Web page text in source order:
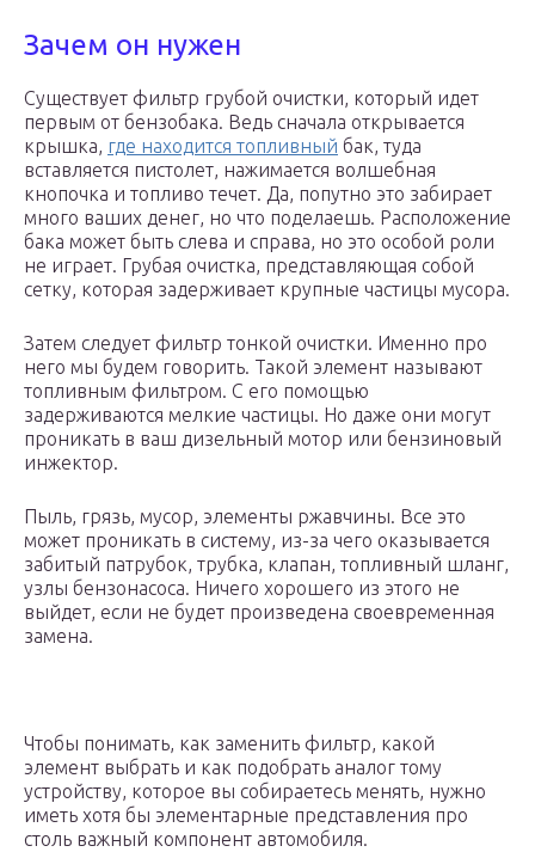
Зачем он нужен
Существует фильтр грубой очистки, который идет
первым от бензобака. Ведь сначала открывается
крышка, где находится топливный бак, туда
вставляется пистолет, нажимается волшебная
кнопочка и топливо течет. Да, попутно это забирает
много ваших денег, но что поделаешь. Расположение
бака может быть слева и справа, но это особой роли
не играет. Грубая очистка, представляющая собой
сетку, которая задерживает крупные частицы мусора.
Затем следует фильтр тонкой очистки. Именно про
него мы будем говорить. Такой элемент называют
топливным фильтром. С его помощью
задерживаются мелкие частицы. Но даже они могут
проникать в ваш дизельный мотор или бензиновый
инжектор.
Пыль, грязь, мусор, элементы ржавчины. Все это
может проникать в систему, из-за чего оказывается
забитый патрубок, трубка, клапан, топливный шланг,
узлы бензонасоса. Ничего хорошего из этого не
выйдет, если не будет произведена своевременная
замена.
Чтобы понимать, как заменить фильтр, какой
элемент выбрать и как подобрать аналог тому
устройству, которое вы собираетесь менять, нужно
иметь хотя бы элементарные представления про
столь важный компонент автомобиля.